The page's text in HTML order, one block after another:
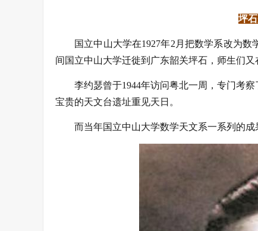
坪
国立中山大学在1927年2月把数学系改为
间国立中山大学迁徙到广东韶关坪石，师生们又
李约瑟曾于1944年访问粤北一周，专门考
宝贵的天文台遗址重见天日。
而当年国立中山大学数学天文系一系列的成